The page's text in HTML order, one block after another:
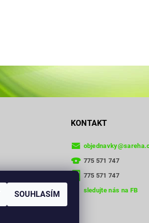
KONTAKT
objednavky@
775 571 747
775 571 747
sledujte nás na FB
SOUHLASÍM